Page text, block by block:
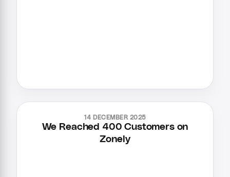
14 DECEMBER 2025
We Reached 400 Customers on
Zonely